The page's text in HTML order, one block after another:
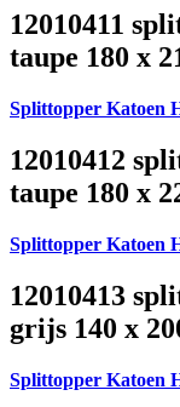
12010411
taupe 180 x
Splittopper Katoen
12010412
taupe 180 x
Splittopper Katoen
12010413
grijs 140 x
Splittopper Katoen